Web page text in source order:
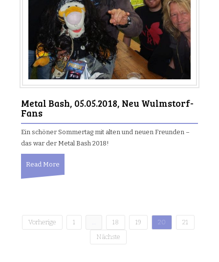
Metal Bash, 05.05.2018, Neu Wulmstorf-
Fans
Ein schöner Sommertag mit alten und neuen Freunden –
das war der Metal Bash 2018!
Read More
B
Vorherige 1 … 18 19 20
21
Nächste